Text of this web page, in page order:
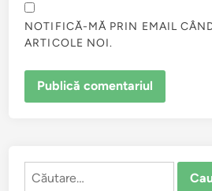
NOTIFICĂ-MĂ PRIN EMAIL
ARTICOLE NOI.
Caută